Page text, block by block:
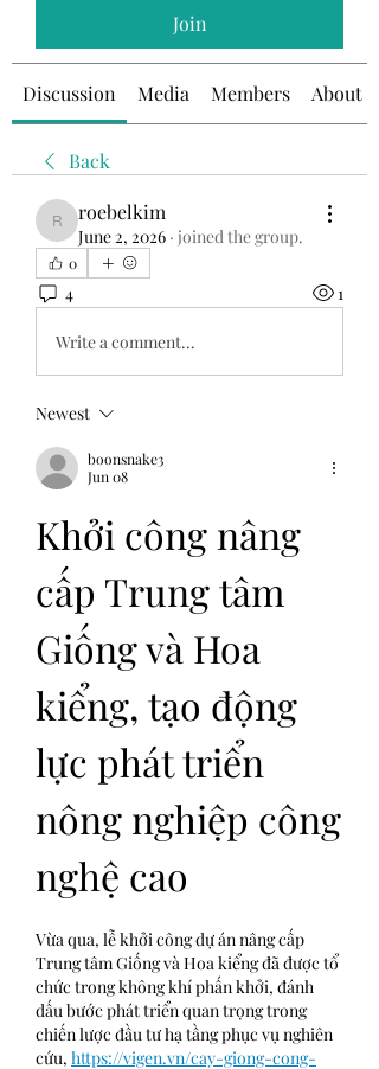
Join
Discussion Media Members About
Back
roebelkim
roebelkim
June 2, 2026 · joined the group.
0
4 1
Write a comment...
Newest
boonsnake3
Jun 08
Khởi công nâng
cấp Trung tâm
Giống và Hoa
kiểng, tạo động
lực phát triển
nông nghiệp công
nghệ cao
Vừa qua, lễ khởi công dự án nâng cấp
Trung tâm Giống và Hoa kiểng đã được tổ
chức trong không khí phấn khởi, đánh
dấu bước phát triển quan trọng trong
chiến lược đầu tư hạ tầng phục vụ nghiên
cứu, https://vigen.vn/cay-giong-cong-